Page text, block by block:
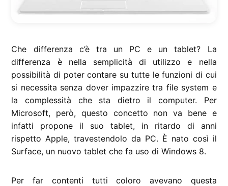
Che differenza c’è tra un PC e un tablet? La
differenza è nella semplicità di utilizzo e nella
possibilità di poter contare su tutte le funzioni di cui
si necessita senza dover impazzire tra file system e
la complessità che sta dietro il computer. Per
Microsoft, però, questo concetto non va bene e
infatti propone il suo tablet, in ritardo di anni
rispetto Apple, travestendolo da PC. È nato così il
Surface, un nuovo tablet che fa uso di Windows 8.
Per far contenti tutti coloro avevano questa